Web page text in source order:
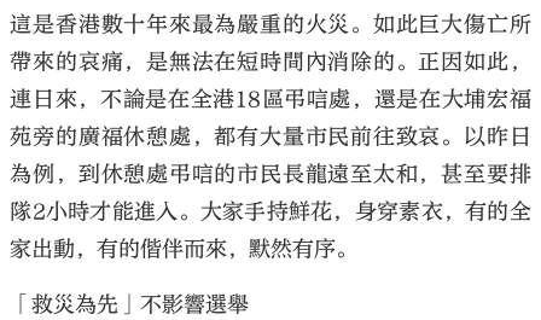
這是香港數十年來最為嚴重的火災。如此巨大傷亡所
帶來的哀痛，是無法在短時間內消除的。正因如此，
連日來，不論是在全港18區弔唁處，還是在大埔宏福
苑旁的廣福休憩處，都有大量市民前往致哀。以昨日
為例，到休憩處弔唁的市民長龍遠至太和，甚至要排
隊2小時才能進入。大家手持鮮花，身穿素衣，有的全
家出動，有的偕伴而來，默然有序。
「救災為先」不影響選舉